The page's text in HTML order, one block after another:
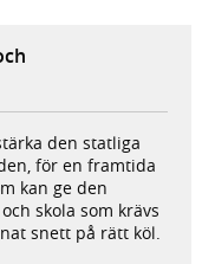
den statliga
för en framtida
kan ge den
skola som krävs
snett på rätt köl.